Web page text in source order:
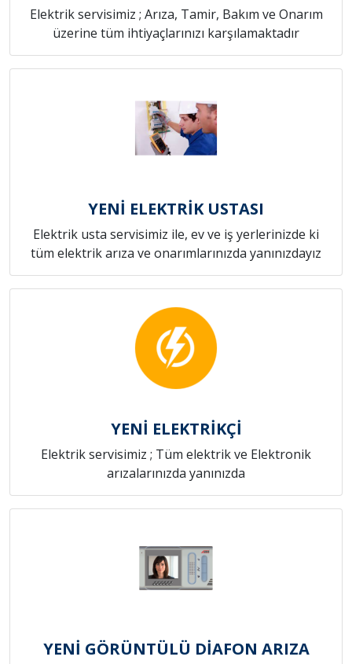
Elektrik servisimiz ; Arıza, Tamir, Bakım ve Onarım
üzerine tüm ihtiyaçlarınızı karşılamaktadır
YENİ ELEKTRİK USTASI
Elektrik usta servisimiz ile, ev ve iş yerlerinizde ki
tüm elektrik arıza ve onarımlarınızda yanınızdayız
YENİ ELEKTRİKÇİ
Elektrik servisimiz ; Tüm elektrik ve Elektronik
arızalarınızda yanınızda
YENİ GÖRÜNTÜLÜ DİAFON ARIZA